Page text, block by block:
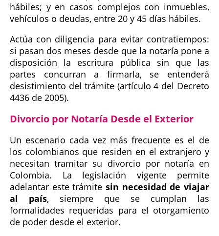
hábiles; y en casos complejos con inmuebles,
vehículos o deudas, entre 20 y 45 días hábiles.
Actúa con diligencia para evitar contratiempos:
si pasan dos meses desde que la notaría pone a
disposición la escritura pública sin que las
partes concurran a firmarla, se entenderá
desistimiento del trámite (artículo 4 del Decreto
4436 de 2005).
Divorcio por Notaría Desde el Exterior
Un escenario cada vez más frecuente es el de
los colombianos que residen en el extranjero y
necesitan tramitar su divorcio por notaría en
Colombia. La legislación vigente permite
adelantar este trámite sin necesidad de viajar
al país, siempre que se cumplan las
formalidades requeridas para el otorgamiento
de poder desde el exterior.